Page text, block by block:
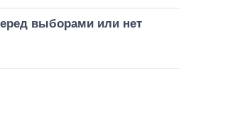
выборами или нет